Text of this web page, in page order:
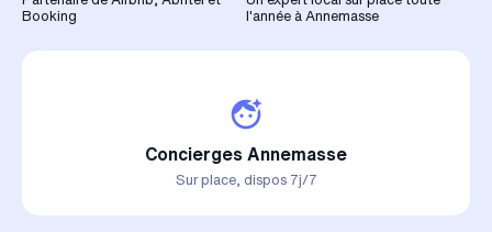
Booking
l'année à Annemasse
Concierges Annemasse
Sur place, dispos 7j/7